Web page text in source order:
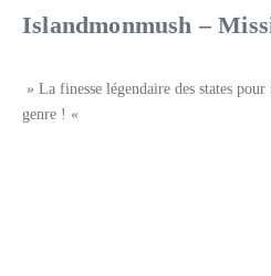
Islandmonmush –
» La finesse légendaire des states
genre ! «